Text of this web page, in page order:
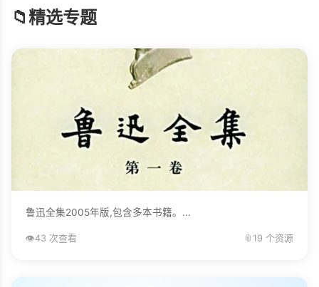
📁精选专题
鲁迅全集2005年版,包含多本书籍。...
👁️43 次查看 📎 19 个资源